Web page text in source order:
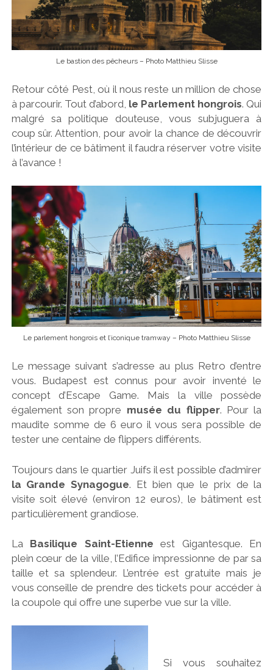
Le bastion des pêcheurs – Photo Matthieu Slisse
Retour côté Pest, où il nous reste un million de chose
à parcourir. Tout d’abord, le Parlement hongrois. Qui
malgré sa politique douteuse, vous subjuguera à
coup sûr. Attention, pour avoir la chance de découvrir
l’intérieur de ce bâtiment il faudra réserver votre visite
à l’avance !
Le parlement hongrois et l’iconique tramway – Photo Matthieu Slisse
Le message suivant s’adresse au plus Retro d’entre
vous. Budapest est connus pour avoir inventé le
concept d’Escape Game. Mais la ville possède
également son propre musée du flipper. Pour la
maudite somme de 6 euro il vous sera possible de
tester une centaine de flippers différents.
Toujours dans le quartier Juifs il est possible d’admirer
la Grande Synagogue. Et bien que le prix de la
visite soit élevé (environ 12 euros), le bâtiment est
particulièrement grandiose.
La Basilique Saint-Etienne est Gigantesque. En
plein cœur de la ville, l’Edifice impressionne de par sa
taille et sa splendeur. L’entrée est gratuite mais je
vous conseille de prendre des tickets pour accéder à
la coupole qui offre une superbe vue sur la ville.
Si vous souhaitez